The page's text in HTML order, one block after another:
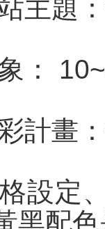
主題
：
計畫
設定
黑配